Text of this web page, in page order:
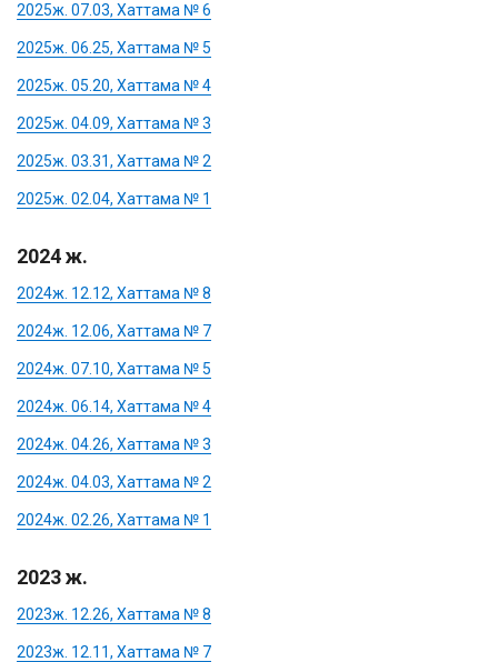
2025ж. 07.03, Хаттама № 6
2025ж. 06.25, Хаттама № 5
2025ж. 05.20, Хаттама № 4
2025ж. 04.09, Хаттама № 3
2025ж. 03.31, Хаттама № 2
2025ж. 02.04, Хаттама № 1
2024 ж.
2024ж. 12.12, Хаттама № 8
2024ж. 12.06, Хаттама № 7
2024ж. 07.10, Хаттама № 5
2024ж. 06.14, Хаттама № 4
2024ж. 04.26, Хаттама № 3
2024ж. 04.03, Хаттама № 2
2024ж. 02.26, Хаттама № 1
2023 ж.
2023ж. 12.26, Хаттама № 8
2023ж. 12.11, Хаттама № 7